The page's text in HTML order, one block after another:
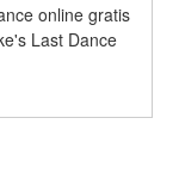
online gratis
Last Dance